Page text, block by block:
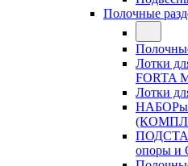
Полочные
Лотки
FORTA
Лотки
НАБОРы
опоры и